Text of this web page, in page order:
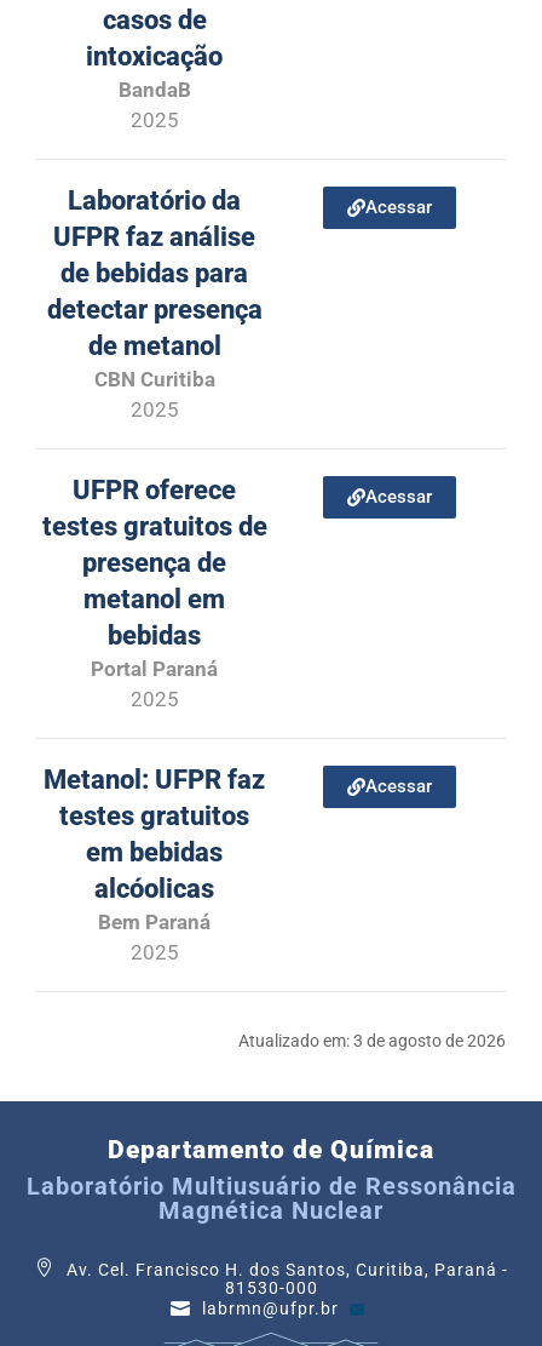
casos de
intoxicação
BandaB
2025
Laboratório da
UFPR faz análise
de bebidas para
detectar presença
de metanol
CBN Curitiba
2025
Acessar
UFPR oferece
testes gratuitos de
presença de
metanol em
bebidas
Portal Paraná
2025
Acessar
Metanol: UFPR faz
testes gratuitos
em bebidas
alcóolicas
Bem Paraná
2025
Acessar
Atualizado em:3 de agosto de 2026
Departamento de Química
Laboratório Multiusuário de Ressonância
Magnética Nuclear
Av. Cel. Francisco H. dos Santos, Curitiba, Paraná -
81530-000
labrmn@ufpr.br